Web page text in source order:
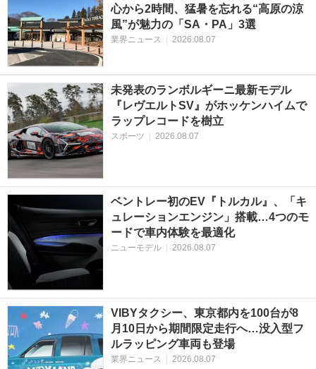
心から2時間、猛暑を忘れる“高原の涼
風”が魅力の「SA・PA」3選
業界ニュース 2026.08.07
未発表のランボルギーニ最新モデル
『レヴエルトSV』がホッケンハイムで
ラップレコードを樹立
スポーツ 2026.08.07
ベントレー初のEV『トルカル』、「キ
ュレーションエンジン」搭載…4つのモ
ードで車内体験を最適化
ニューモデル 2026.08.07
VIBYタクシー、東京都内を100台が8
月10日から期間限定走行へ…没入型フ
ルラッピング車両も登場
業界ニュース | 2026.08.07